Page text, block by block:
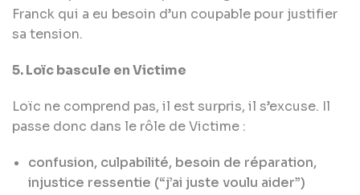
Franck qui a eu besoin d’un coupable pour justifier
sa tension.
5. Loïc bascule en Victime
Loïc ne comprend pas, il est surpris, il s’excuse. Il
passe donc dans le rôle de Victime :
confusion, culpabilité, besoin de réparation,
injustice ressentie (“j’ai juste voulu aider”)